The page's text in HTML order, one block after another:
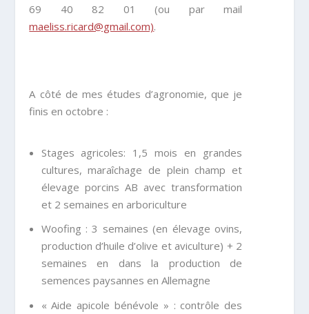
69 40 82 01 (ou par mail
maeliss.ricard@gmail.com).
A côté de mes études d’agronomie, que je
finis en octobre :
Stages agricoles: 1,5 mois en grandes
cultures, maraîchage de plein champ et
élevage porcins AB avec transformation
et 2 semaines en arboriculture
Woofing : 3 semaines (en élevage ovins,
production d’huile d’olive et aviculture) + 2
semaines en dans la production de
semences paysannes en Allemagne
« Aide apicole bénévole » : contrôle des